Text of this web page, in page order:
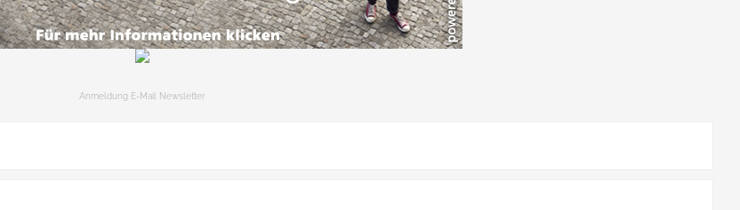
Anmeldung E-Mail Newsletter